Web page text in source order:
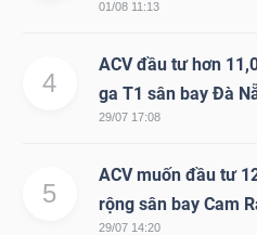
01/08 11:13
4
ACV đầu tư hơn
ga T1 sân bay Đà
29/07 17:08
5
ACV muốn đầu tư
rộng sân bay Cam
29/07 14:20